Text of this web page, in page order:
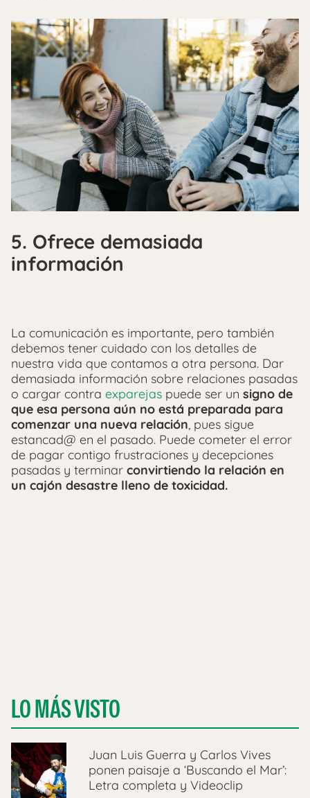
5. Ofrece demasiada
información
La comunicación es importante, pero también
debemos tener cuidado con los detalles de
nuestra vida que contamos a otra persona. Dar
demasiada información sobre relaciones pasadas
o cargar contra exparejas puede ser un signo de
que esa persona aún no está preparada para
comenzar una nueva relación, pues sigue
estancad@ en el pasado. Puede cometer el error
de pagar contigo frustraciones y decepciones
pasadas y terminar convirtiendo la relación en
un cajón desastre lleno de toxicidad.
LO MÁS VISTO
Juan Luis Guerra y Carlos Vives
ponen paisaje a ‘Buscando el Mar’:
Letra completa y Videoclip